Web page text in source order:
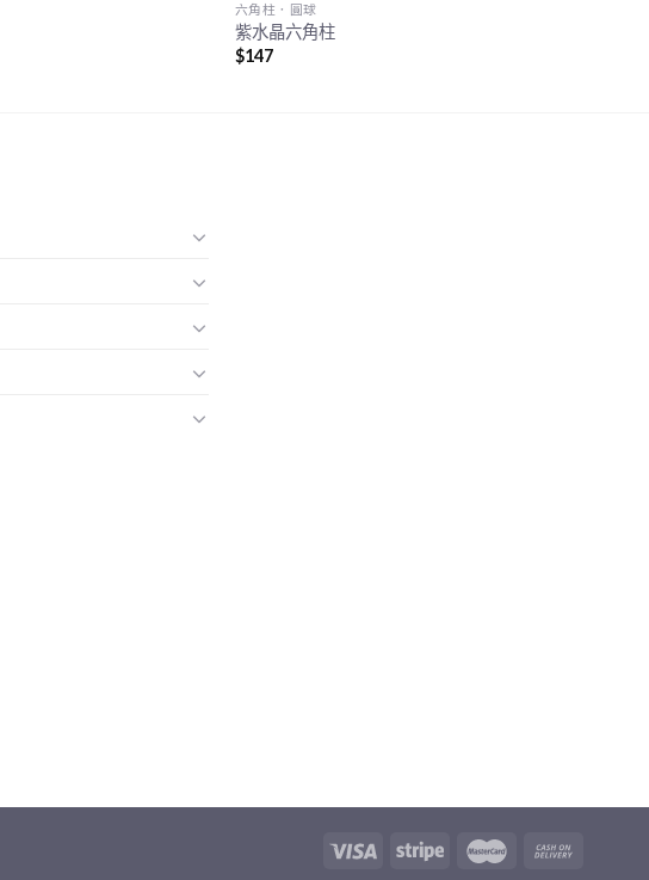
六角柱．圓球
紫水晶六角柱
$147